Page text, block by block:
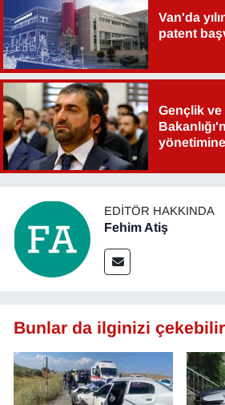
Van'da
patent
Gençlik ve
EDITÖR HAKKINDA
Fehim Atiş
Bunlar da ilginizi çekebilir